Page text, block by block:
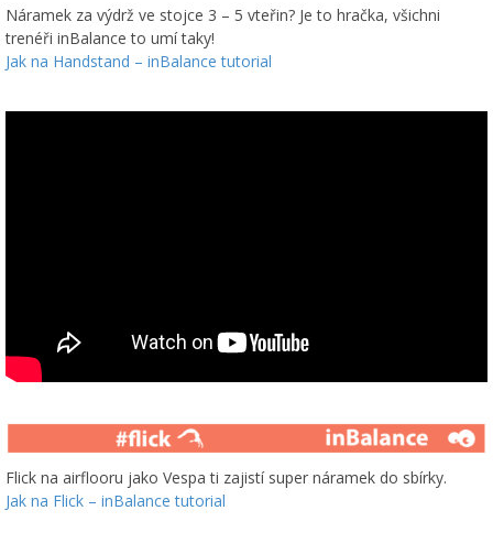
Náramek za výdrž ve stojce 3 – 5 vteřin? Je to hračka, všichni
trenéři inBalance to umí taky!
Jak na Handstand – inBalance tutorial
Flick na airflooru jako Vespa ti zajistí super náramek do sbírky.
Jak na Flick – inBalance tutorial